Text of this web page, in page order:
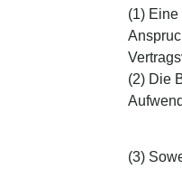
(1)
(2) Die
(3)